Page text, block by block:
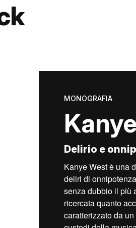
MONOGRAFIA
Delirio e
Kanye West è una
deliri di
senza dubbio il più
ricercata quanto
caratterizzato da